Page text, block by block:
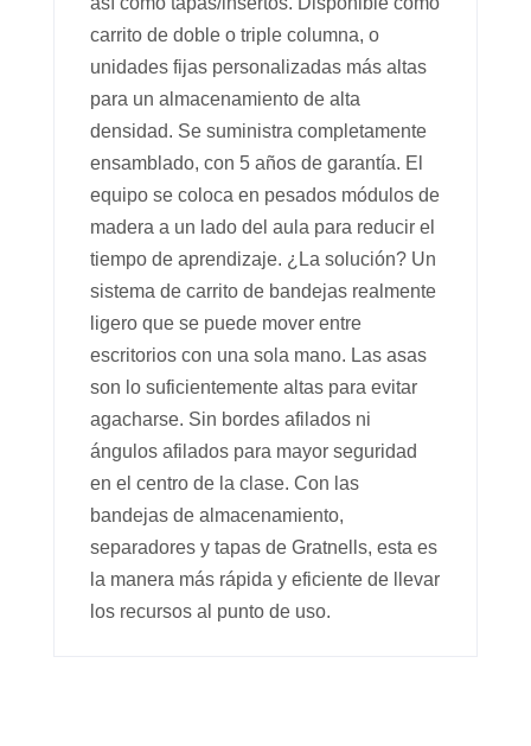
carrito de doble o triple columna, o
unidades fijas personalizadas más altas
para un almacenamiento de alta
densidad. Se suministra completamente
ensamblado, con 5 años de garantía. El
equipo se coloca en pesados ​​módulos de
madera a un lado del aula para reducir el
tiempo de aprendizaje. ¿La solución? Un
sistema de carrito de bandejas realmente
ligero que se puede mover entre
escritorios con una sola mano. Las asas
son lo suficientemente altas para evitar
agacharse. Sin bordes afilados ni
ángulos afilados para mayor seguridad
en el centro de la clase. Con las
bandejas de almacenamiento,
separadores y tapas de Gratnells, esta es
la manera más rápida y eficiente de llevar
los recursos al punto de uso.